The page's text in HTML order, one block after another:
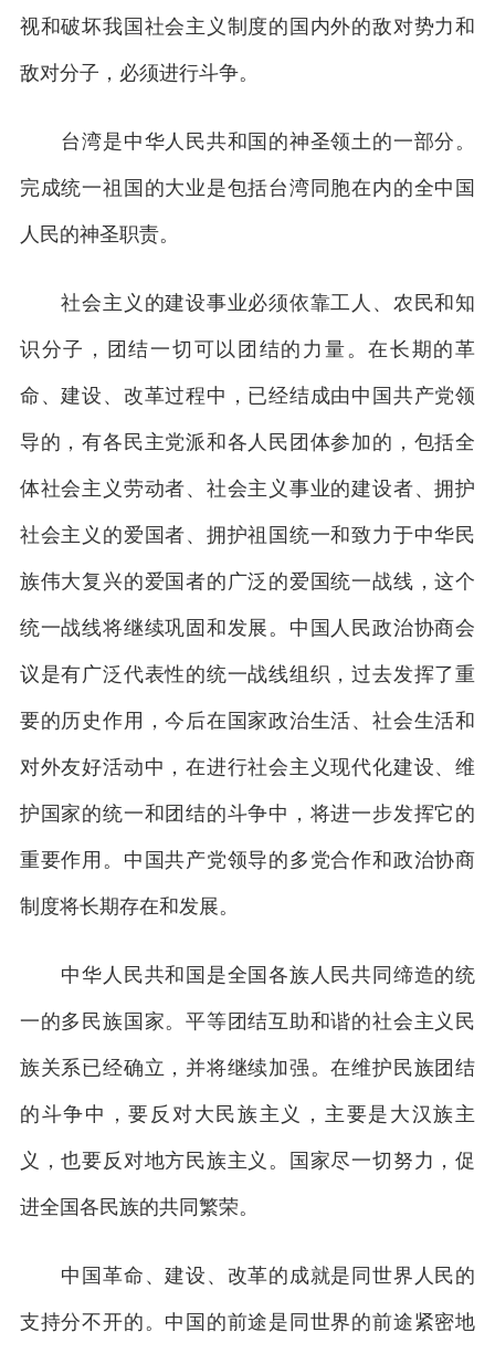
视和破坏我国社会主义制度的国内外的敌对势力和
敌对分子，必须进行斗争。
台湾是中华人民共和国的神圣领土的一部分。
完成统一祖国的大业是包括台湾同胞在内的全中国
人民的神圣职责。
社会主义的建设事业必须依靠工人、农民和知
识分子，团结一切可以团结的力量。在长期的革
命、建设、改革过程中，已经结成由中国共产党领
导的，有各民主党派和各人民团体参加的，包括全
体社会主义劳动者、社会主义事业的建设者、拥护
社会主义的爱国者、拥护祖国统一和致力于中华民
族伟大复兴的爱国者的广泛的爱国统一战线，这个
统一战线将继续巩固和发展。中国人民政治协商会
议是有广泛代表性的统一战线组织，过去发挥了重
要的历史作用，今后在国家政治生活、社会生活和
对外友好活动中，在进行社会主义现代化建设、维
护国家的统一和团结的斗争中，将进一步发挥它的
重要作用。中国共产党领导的多党合作和政治协商
制度将长期存在和发展。
中华人民共和国是全国各族人民共同缔造的统
一的多民族国家。平等团结互助和谐的社会主义民
族关系已经确立，并将继续加强。在维护民族团结
的斗争中，要反对大民族主义，主要是大汉族主
义，也要反对地方民族主义。国家尽一切努力，促
进全国各民族的共同繁荣。
中国革命、建设、改革的成就是同世界人民的
支持分不开的。中国的前途是同世界的前途紧密地